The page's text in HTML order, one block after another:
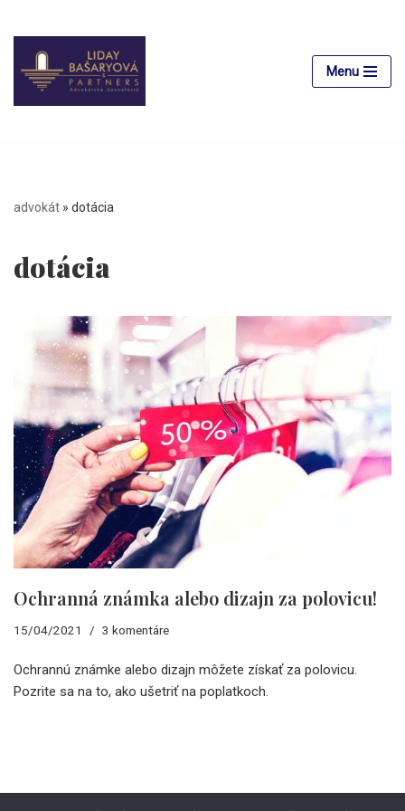
Preskočiť
na
obsah
Menu
advokát » dotácia
dotácia
Ochranná známka alebo dizajn za polovicu!
15/04/2021 3 komentáre
Ochrannú známke alebo dizajn môžete získať za polovicu.
Pozrite sa na to, ako ušetriť na poplatkoch.